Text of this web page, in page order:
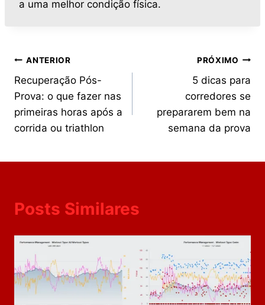
a uma melhor condição física.
ANTERIOR
Recuperação Pós-
Prova: o que fazer nas
primeiras horas após a
corrida ou triathlon
PRÓXIMO
5 dicas para
corredores se
prepararem bem na
semana da prova
Posts Similares